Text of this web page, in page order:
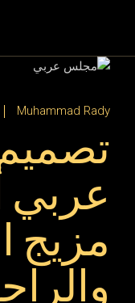
Muhammad Rady
مزيج